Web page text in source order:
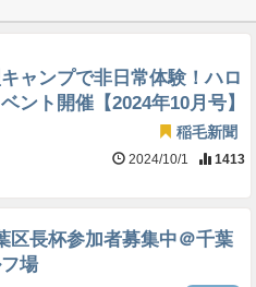
ャンプで非日常体験！ハロ
ント開催【2024年10月号】
稲毛新聞
2024/10/1 1413
区長杯参加者募集中＠千葉
場